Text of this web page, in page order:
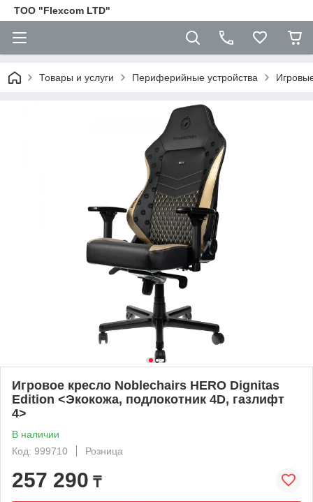
ТОО "Flexcom LTD"
Товары и услуги Периферийные устройства
Игровое кресло Noblechairs HERO Dignitas
Edition <Экокожа, подлокотник 4D, газлифт
4>
В наличии
Код: 999710
Розница
257 290 ₸